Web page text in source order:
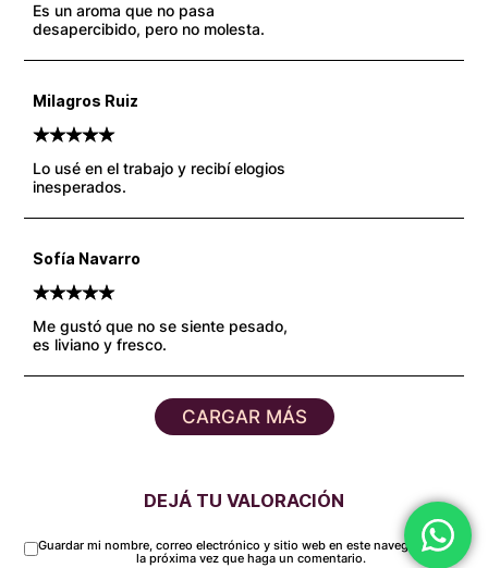
Es un aroma que no pasa
desapercibido, pero no molesta.
Milagros Ruiz
Valorado5sobre 5 basado en
5
Lo usé en el trabajo y recibí elogios
inesperados.
Sofía Navarro
Valorado5sobre 5 basado en
5
Me gustó que no se siente pesado,
es liviano y fresco.
CARGAR MÁS
DEJÁ TU VALORACIÓN
Guardar mi nombre, correo electrónico y sitio web en este navegador para
la próxima vez que haga un comentario.